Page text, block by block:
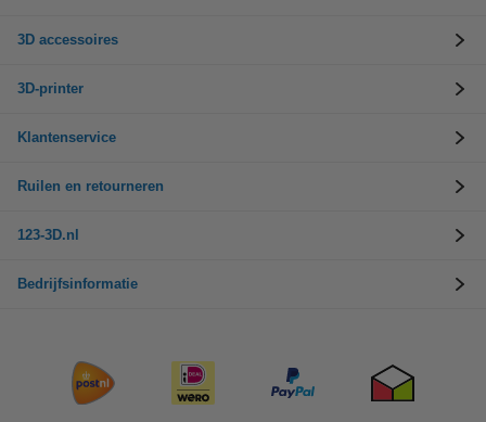
3D accessoires
3D-printer
Klantenservice
Ruilen en retourneren
123-3D.nl
Bedrijfsinformatie